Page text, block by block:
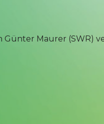
Günter Maurer (SWR)